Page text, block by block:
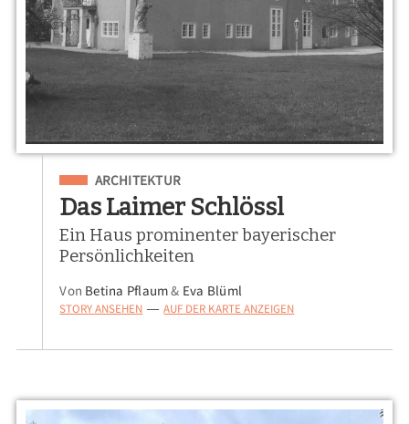
Eingeordnet unter
ARCHITEKTUR
Das Laimer Schlössl
Ein Haus prominenter bayerischer
Persönlichkeiten
Von Betina Pflaum& Eva Blüml
STORY ANSEHEN — AUF DER KARTE ANZEIGEN